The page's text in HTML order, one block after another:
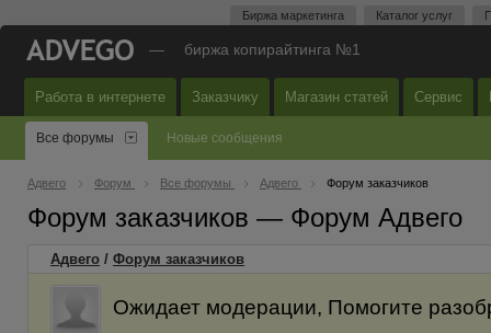
Биржа маркетинга Каталог услуг
— биржа копирайтинга №1
Работа в интернете Заказчику Магазин статей Сервис
Все форумы Новые сообщения
Адвего Форум Все форумы Адвего Форум заказчиков
Форум заказчиков — Форум Адвего
Адвего / Форум заказчиков
Ожидает модерации, Помогите